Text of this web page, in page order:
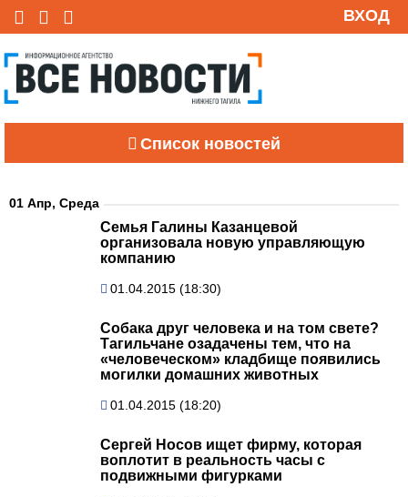
ВХОД
Список новостей
01 Апр, Среда
Семья Галины Казанцевой
организовала новую управляющую
компанию
01.04.2015 (18:30)
Собака друг человека и на том свете?
Тагильчане озадачены тем, что на
«человеческом» кладбище появились
могилки домашних животных
01.04.2015 (18:20)
Сергей Носов ищет фирму, которая
воплотит в реальность часы с
подвижными фигурками